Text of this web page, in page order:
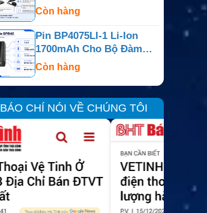
TC-610, TC-610P Và TC-
Còn hàng
Pin BP4075LI-1 Li-Ion
1700mAh Cho Bộ Đàm
Motorola BPR40 Và
BearCom BC130
Còn hàng
BÁO CHÍ NÓI VỀ CHÚNG TÔI